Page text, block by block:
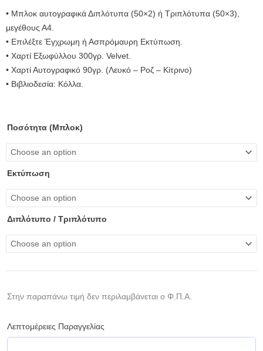
• Μπλοκ αυτογραφικά Διπλότυπα (50×2) ή Τριπλότυπα (50×3),
μεγέθους Α4.
• Επιλέξτε Έγχρωμη ή Ασπρόμαυρη Εκτύπωση.
• Χαρτί Εξωφύλλου 300γρ. Velvet.
• Χαρτί Αυτογραφικό 90γρ. (Λευκό – Ροζ – Κίτρινο)
• Βιβλιοδεσία: Κόλλα.
Ποσότητα (μπλοκ)
Εκτύπωση
Διπλότυπο / Τριπλότυπο
Στην παραπάνω τιμή δεν περιλαμβάνεται ο Φ.Π.Α.
Λεπτομέρειες Παραγγελίας
Μπλοκ
Αυτογραφικά
quantity